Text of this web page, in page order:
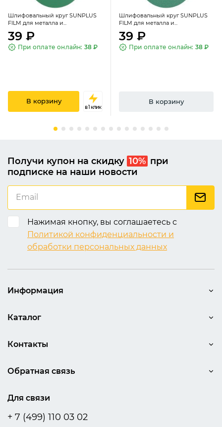
Шлифовальный круг SUNPLUS
FILM для металла и...
39 ₽
При оплате онлайн: 38 ₽
В корзину
в 1 клик
Шлифовальный круг SUNPLUS
FILM для металла и...
39 ₽
При оплате онлайн: 38 ₽
В корзину
Получи купон на скидку 10% при
подписке на наши новости
Нажимая кнопку, вы соглашаетесь с
Политикой конфиденциальности и
обработки персональных данных
Информация
Каталог
Контакты
Для связи
+ 7 (499) 110 03 02
Обратная связь